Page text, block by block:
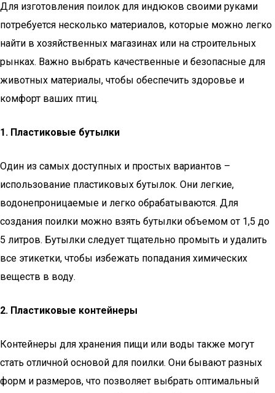
Для изготовления поилок для индюков своими руками
потребуется несколько материалов, которые можно легко
найти в хозяйственных магазинах или на строительных
рынках. Важно выбрать качественные и безопасные для
животных материалы, чтобы обеспечить здоровье и
комфорт ваших птиц.
1. Пластиковые бутылки
Один из самых доступных и простых вариантов –
использование пластиковых бутылок. Они легкие,
водонепроницаемые и легко обрабатываются. Для
создания поилки можно взять бутылки объемом от 1,5 до
5 литров. Бутылки следует тщательно промыть и удалить
все этикетки, чтобы избежать попадания химических
веществ в воду.
2. Пластиковые контейнеры
Контейнеры для хранения пищи или воды также могут
стать отличной основой для поилки. Они бывают разных
форм и размеров, что позволяет выбрать оптимальный